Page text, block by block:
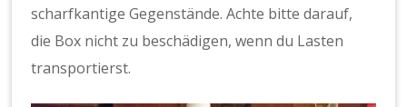
scharfkantige Gegenstände. Achte bitte darauf,
die Box nicht zu beschädigen, wenn du Lasten
transportierst.